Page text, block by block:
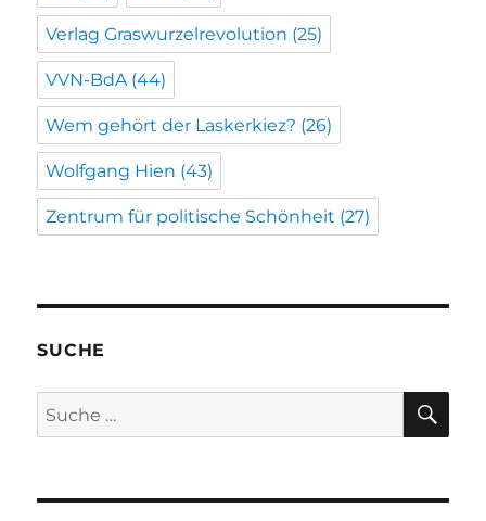
Verlag Graswurzelrevolution (25)
VVN-BdA (44)
Wem gehört der Laskerkiez? (26)
Wolfgang Hien (43)
Zentrum für politische Schönheit (27)
SUCHE
Suche
nach: